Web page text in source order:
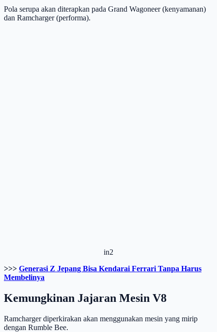
Pola serupa akan diterapkan pada Grand Wagoneer (kenyamanan)
dan Ramcharger (performa).
in2
>>> Generasi Z Jepang Bisa Kendarai Ferrari Tanpa Harus
Membelinya
Kemungkinan Jajaran Mesin V8
Ramcharger diperkirakan akan menggunakan mesin yang mirip
dengan Rumble Bee.